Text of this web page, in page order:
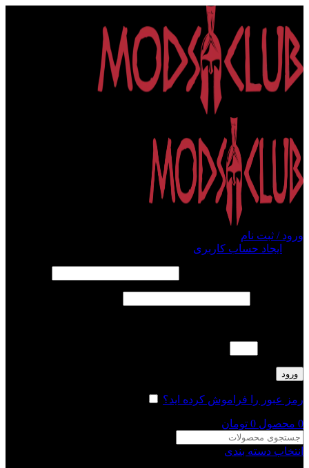
ورود / ثبت نام
ایجاد حساب کاربری
ورود
رمز عبور را فراموش کرده اید؟
0 محصول 0 تومان
انتخاب دسته بندی